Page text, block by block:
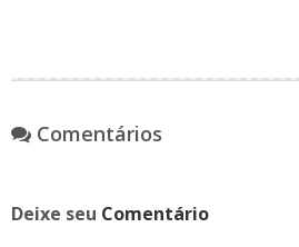
Comentários
Deixe seu Comentário